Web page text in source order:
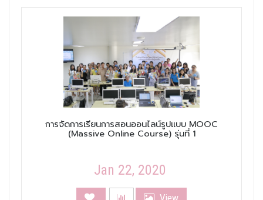
การจัดการเรียนการสอนออนไลน์รูปแบบ MOOC
(Massive Online Course) รุ่นที่ 1
Jan 22, 2020